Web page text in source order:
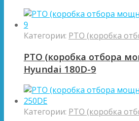
Категории: PTO (коробка
PTO (коробка отбора
Hyundai 180D-9
Категории: PTO (коробка